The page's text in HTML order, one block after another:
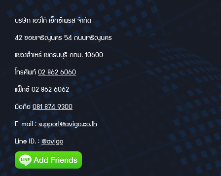
บริษัท เอวีโก้ เอ็กซ์เพรส จำกัด
42 ซอยเจริญนคร 54 ถนนเจริญนคร
แขวงสำเหร่ เขตธนบุรี กทม. 10600
โทรศัพท์02 862 6060
แฟ็กซ์ 02 862 6062
มือถือ081 874 9300
E-mail :support@avigo.co.th
Line ID. :@avigo